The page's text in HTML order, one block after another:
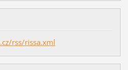
rss/rissa.xml